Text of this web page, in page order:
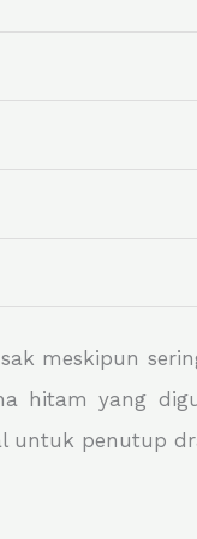
meskipun
hitam yang
untuk penutup